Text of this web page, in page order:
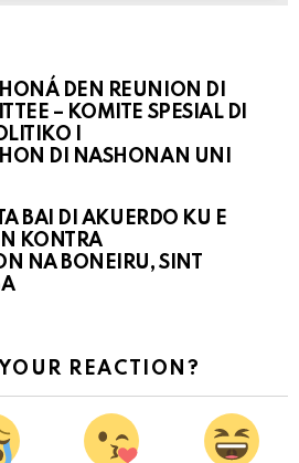
DEN REUNION DI
– KOMITE SPESIAL DI
I
DI NASHONAN UNI
BAI DI AKUERDO KU E
KONTRA
NA BONEIRU, SINT
REACTION?